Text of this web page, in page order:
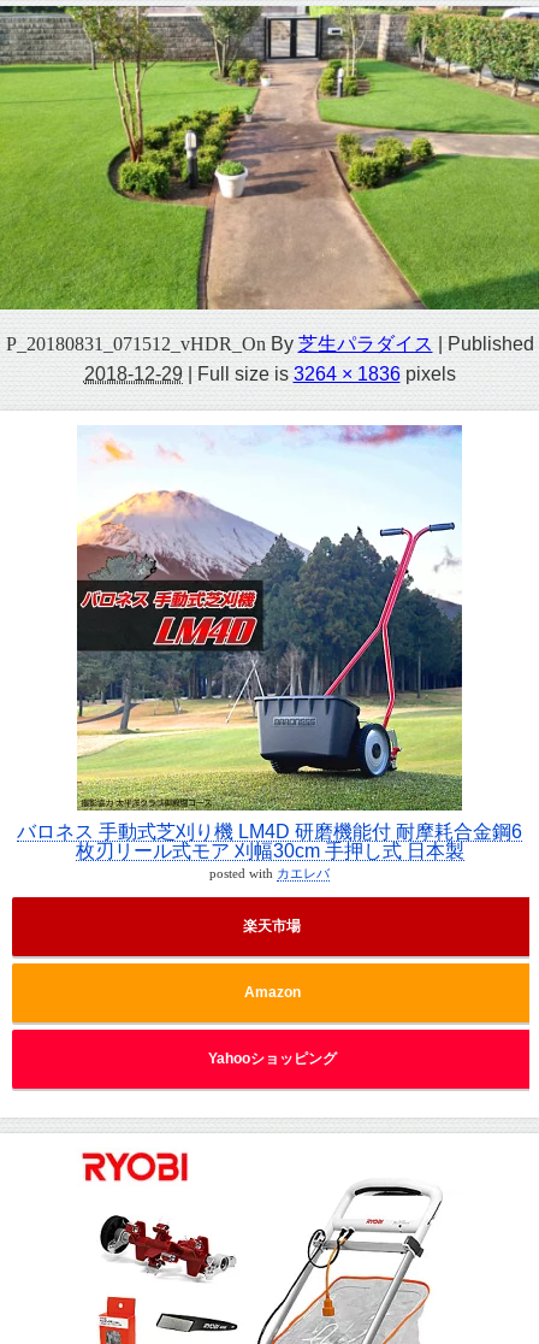
P_20180831_071512_vHDR_On By 芝生パラダイス
Published
2018-12-29
Full size is 3264 × 1836pixels
バロネス 手動式芝刈り機 LM4D 研磨機能付 耐摩耗合金鋼6
枚刃リール式モア 刈幅30cm 手押し式 日本製
posted with カエレバ
楽天市場
Amazon
Yahooショッピング